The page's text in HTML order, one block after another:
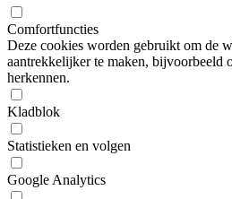
Comfortfuncties
Deze cookies worden gebruikt om de
aantrekkelijker te maken, bijvoorbeeld
herkennen.
Kladblok
Statistieken en volgen
Google Analytics